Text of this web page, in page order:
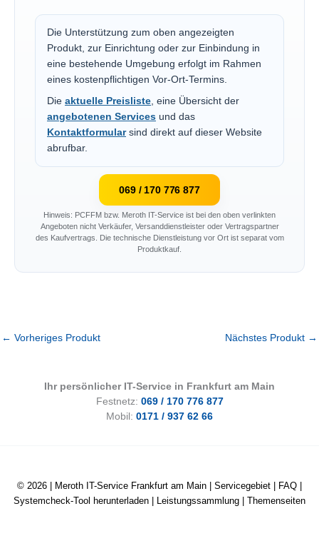
Die Unterstützung zum oben angezeigten
Produkt, zur Einrichtung oder zur Einbindung in
eine bestehende Umgebung erfolgt im Rahmen
eines kostenpflichtigen Vor-Ort-Termins.
Die aktuelle Preisliste , eine Übersicht der
angebotenen Services und das
Kontaktformularsind direkt auf dieser Website
abrufbar.
069 / 170 776 877
Hinweis: PCFFM bzw. Meroth IT-Service ist bei den oben verlinkten
Angeboten nicht Verkäufer, Versanddienstleister oder Vertragspartner
des Kaufvertrags. Die technische Dienstleistung vor Ort ist separat vom
Produktkauf.
← Vorheriges Produkt Nächstes Produkt →
Ihr persönlicher IT-Service in Frankfurt am Main
Festnetz: 069 / 170 776 877
Mobil: 0171 / 937 62 66
© 2026 | Meroth IT-Service Frankfurt am Main Servicegebiet FAQ
Systemcheck-Tool herunterladen
Leistungssammlung Themenseiten